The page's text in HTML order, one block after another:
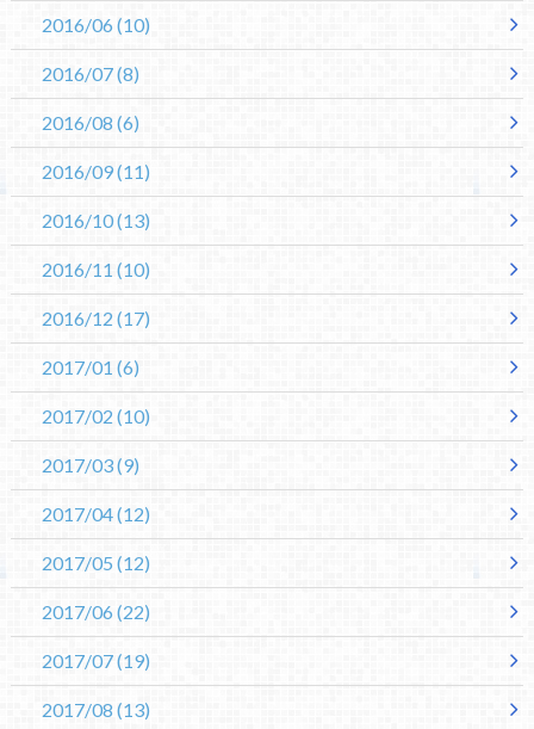
2016/06(10)
2016/07(8)
2016/08 (6)
2016/09(11)
2016/10(13)
2016/11 (10)
2016/12 (17)
2017/01 (6)
2017/02 (10)
2017/03(9)
2017/04(12)
2017/05 (12)
2017/06(22)
2017/07(19)
2017/08 (13)